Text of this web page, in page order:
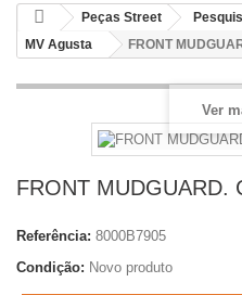
Peças Street
MV Agusta
FRONT
Ver
FRONT MUDGUARD.
Referência: 8000B7905
Condição: Novo produto